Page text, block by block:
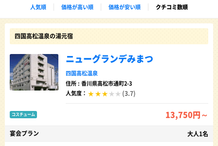
人気順 価格が高い順 価格が安い順 クチコミ数順
四国高松温泉の湯元宿
ニューグランデみまつ
四国高松温泉
住所 : 香川県高松市通町2-3
人気度：
(3.7)
コスチューム 13,750円～
宴会プラン 大人1名